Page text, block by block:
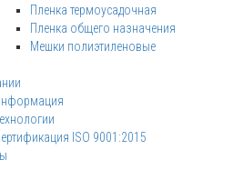
Пленка термоусадочная
Пленка общего назначения
Мешки полиэтиленовые
ISO 9001:2015